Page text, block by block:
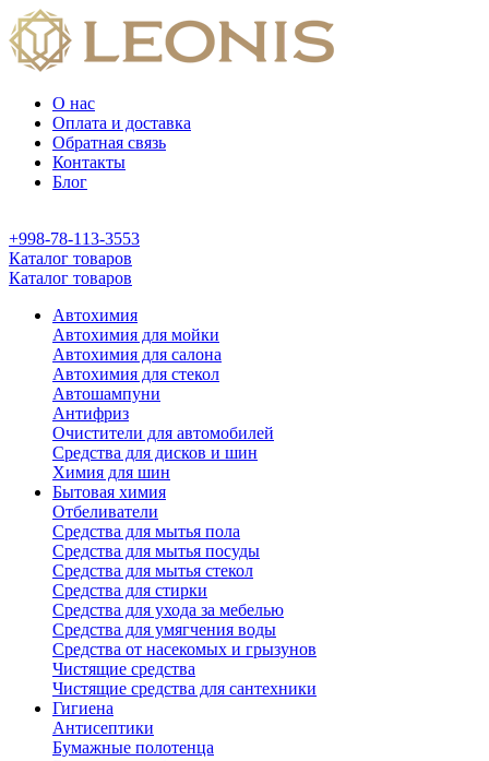
О нас
Оплата и доставка
Обратная связь
Контакты
Блог
+998-78-113-3553
Каталог товаров
Каталог товаров
Автохимия
Автохимия для мойки
Автохимия для салона
Автохимия для стекол
Автошампуни
Антифриз
Очистители для автомобилей
Средства для дисков и шин
Химия для шин
Бытовая химия
Отбеливатели
Средства для мытья пола
Средства для мытья посуды
Средства для мытья стекол
Средства для стирки
Средства для ухода за мебелью
Средства для умягчения воды
Средства от насекомых и грызунов
Чистящие средства
Чистящие средства для сантехники
Гигиена
Антисептики
Бумажные полотенца